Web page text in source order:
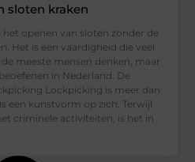
sloten kraken
openen van sloten zonder de
Het is een vaardigheid die veel
meeste mensen denken, maar
in Nederland. De
Lockpicking is meer dan
een kunstvorm op zich. Terwijl
criminele activiteiten, is het in